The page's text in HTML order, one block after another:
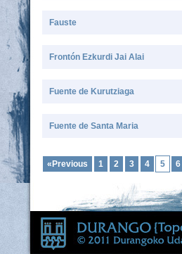
Fauste
Frontón Ezkurdi Jai Alai
Fuente de Kurutziaga
Fuente de Santa Maria
«Previous 1 2 3 4 5 6